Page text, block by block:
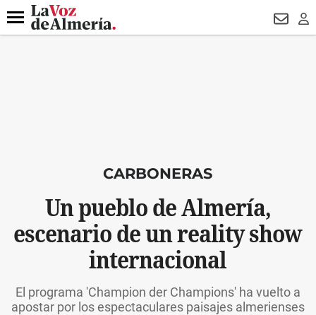
DESTACADO
Menú
CARBONERAS
Un pueblo de Almería,
escenario de un reality show
internacional
El programa 'Champion der Champions' ha vuelto a
apostar por los espectaculares paisajes almerienses